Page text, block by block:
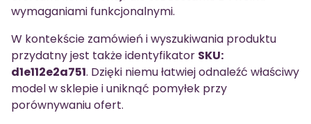
wymaganiami funkcjonalnymi.
W kontekście zamówień i wyszukiwania produktu
przydatny jest także identyfikator SKU:
d1e112e2a751. Dzięki niemu łatwiej odnaleźć właściwy
model w sklepie i uniknąć pomyłek przy
porównywaniu ofert.